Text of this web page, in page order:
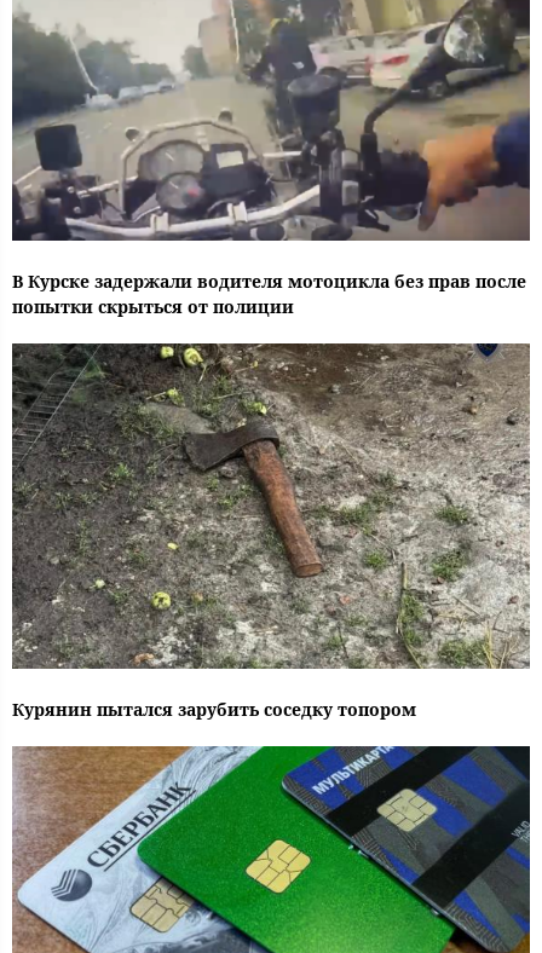
В Курске задержали водителя мотоцикла без прав после
попытки скрыться от полиции
Курянин пытался зарубить соседку топором